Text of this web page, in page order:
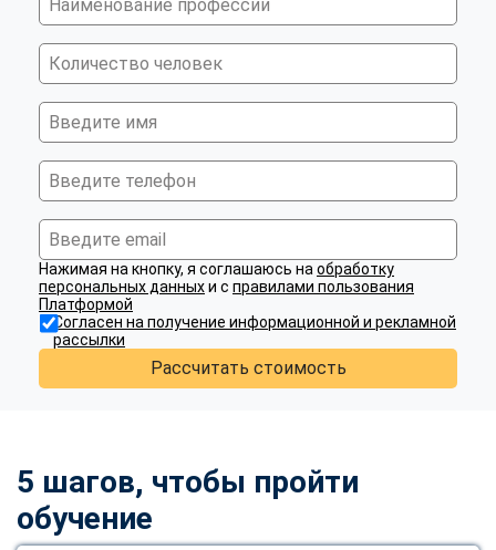
Нажимая на кнопку, я соглашаюсь на обработку
персональных данныхи с правилами пользования
Платформой
Согласен на получение информационной и рекламной
рассылки
Рассчитать стоимость
5 шагов, чтобы пройти
обучение